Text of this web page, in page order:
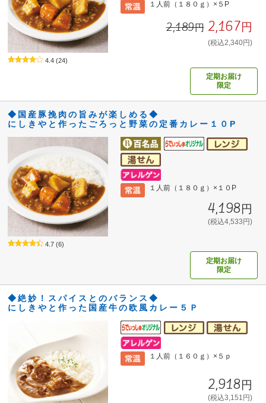
１人前（１８０ｇ）×５P
2,189円 2,167円
(税込2,340円)
4.4 (24)
定期お届け
限定
◆国産豚挽肉の旨みが楽しめる◆
にしきやと作ったごろっと野菜の定番カレー１０P
１人前（１８０ｇ）×１０P
4,198円
(税込4,533円)
4.7 (6)
定期お届け
限定
◆絶妙！スパイスとのバランス◆
にしきやと作った国産牛の欧風カレー５Ｐ
１人前（１６０ｇ）×５ｐ
2,918円
(税込3,151円)